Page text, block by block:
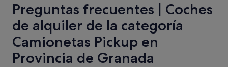
Preguntas frecuentes | Coches
de alquiler de la categoría
Camionetas Pickup en
Provincia de Granada